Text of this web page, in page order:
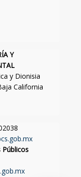
Y
y Dionisia
California
Públicos